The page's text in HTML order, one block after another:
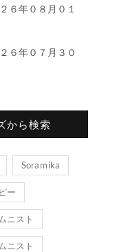
６年０８月０１
６年０７月３０
から検索
Soraｍika
ー
ニスト
ニスト